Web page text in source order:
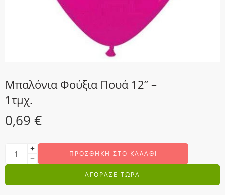
Μπαλόνια Φούξια Πουά 12” –
1τμχ.
0,69 €
ΠΡΟΣΘΉΚΗ ΣΤΟ ΚΑΛΆΘΙ
ΑΓΟΡΑΣΕ ΤΩΡΑ